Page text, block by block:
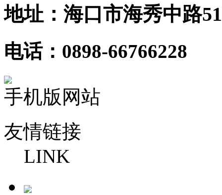
地址：海口市海秀中路
电话：0898-66766228
手机版网站
友情链接
LINK